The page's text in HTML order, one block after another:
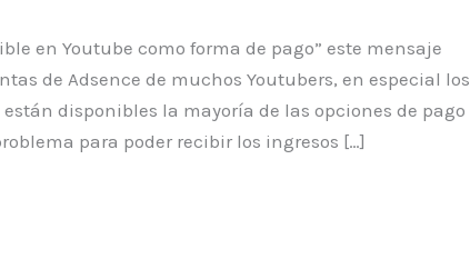
en Youtube como forma de pago” este mensaje
de Adsence de muchos Youtubers, en especial los
disponibles la mayoría de las opciones de pago
para poder recibir los ingresos […]